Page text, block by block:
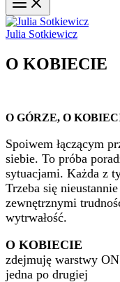
Julia Sotkiewicz
O KOBIECIE
O GÓRZE, O
Spoiwem łączącym
siebie. To próba
sytuacjami. Każda z
Trzeba się
zewnętrznymi
wytrwałość.
O KOBIECIE
zdejmuję warstwy ON
jedna po drugiej